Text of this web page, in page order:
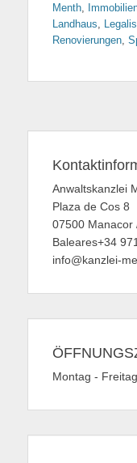
Menth
Landhaus
Renovierungen
Anwaltskanzlei
Plaza de Cos 8
07500 Manacor
Baleares+34
info@kanzlei-
Montag -